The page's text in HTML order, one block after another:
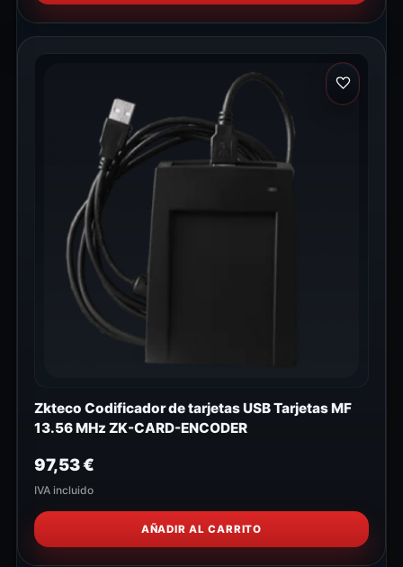
Zkteco Codificador de tarjetas USB Tarjetas MF
13.56 MHz ZK-CARD-ENCODER
97,53€
IVA incluido
AÑADIR AL CARRITO